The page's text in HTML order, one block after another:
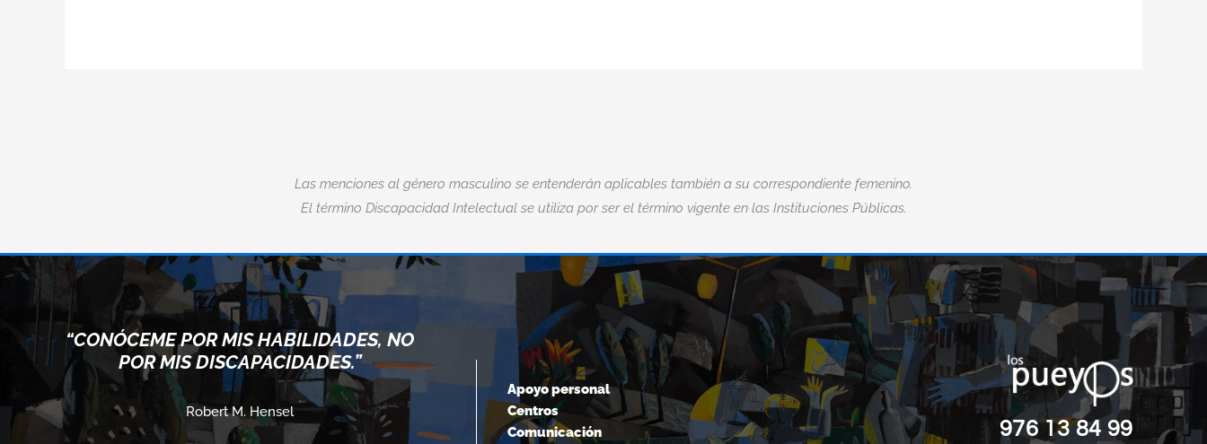
Las menciones al género masculino se entenderán aplicables también a su correspondiente femenino.
El término Discapacidad Intelectual se utiliza por ser el término vigente en las Instituciones Públicas.
“CONÓCEME POR MIS HABILIDADES, NO
POR MIS DISCAPACIDADES.”
Robert M. Hensel
“CUANDO ACEPTAMOS NUESTROS
LÍMITES, VAMOS MÁS ALLÁ DE ELLOS.”
Albert Einstein
“EL MIEDO ES LA MAYOR
DE TODAS.“
Nick Vujicic
Apoyo personal
Centros
Comunicación
976 13 84 99